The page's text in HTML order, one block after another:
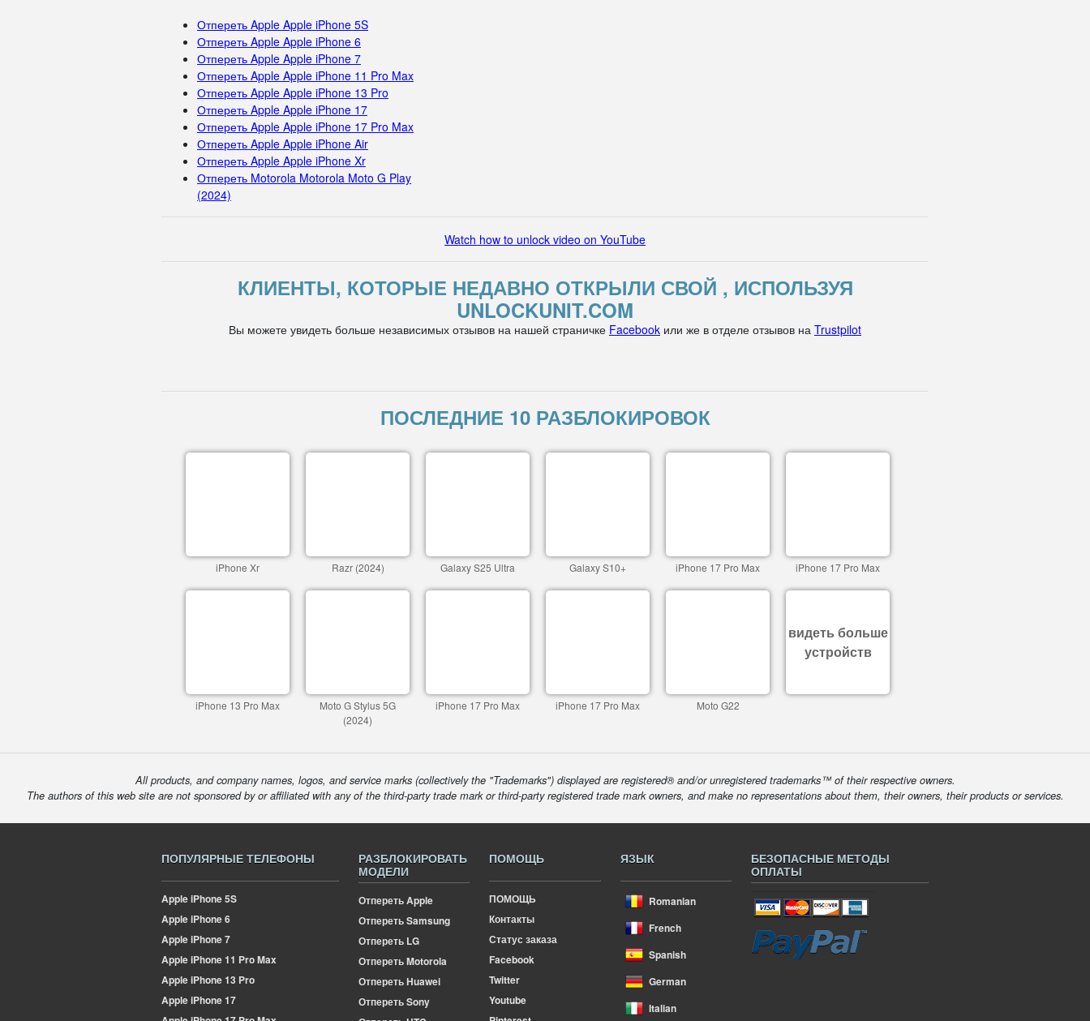
Отпереть Apple Apple iPhone 5S
Отпереть Apple Apple iPhone 6
Отпереть Apple Apple iPhone 7
Отпереть Apple Apple iPhone 11 Pro Max
Отпереть Apple Apple iPhone 13 Pro
Отпереть Apple Apple iPhone 17
Отпереть Apple Apple iPhone 17 Pro Max
Отпереть Apple Apple iPhone Air
Отпереть Apple Apple iPhone Xr
Отпереть Motorola Motorola Moto G Play
(2024)
Watch how to unlock video on YouTube
КЛИЕНТЫ, КОТОРЫЕ НЕДАВНО ОТКРЫЛИ СВОЙ , ИСПОЛЬЗУЯ
UNLOCKUNIT.COM
Вы можете увидеть больше независимых отзывов на нашей страничке Facebook или же в отделе отзывов на Trustpilot
ПОСЛЕДНИЕ 10 РАЗБЛОКИРОВОК
iPhone Xr Razr (2024) Galaxy S25 Ultra Galaxy S10+ iPhone 17 Pro Max iPhone 17 Pro Max
iPhone 13 Pro Max
Moto G Stylus 5G
(2024)
iPhone 17 Pro Max iPhone 17 Pro Max Moto G22
видеть больше
устройств
All products, and company names, logos, and service marks (collectively the "Trademarks") displayed are registered® and/or unregistered trademarks™ of their respective owners.
The authors of this web site are not sponsored by or affiliated with any of the third-party trade mark or third-party registered trade mark owners, and make no representations about them, their owners, their products or services.
ПОПУЛЯРНЫЕ ТЕЛЕФОНЫ
AppleiPhone 5S
AppleiPhone 6
AppleiPhone 7
AppleiPhone 11 Pro Max
AppleiPhone 13 Pro
AppleiPhone 17
РАЗБЛОКИРОВАТЬ
МОДЕЛИ
Отпереть Apple
Отпереть Samsung
Отпереть LG
Отпереть Motorola
Отпереть Huawei
Отпереть Sony
ПОМОЩЬ
ПОМОЩЬ
Контакты
Статус заказа
Facebook
Twitter
Youtube
ЯЗЫК
Romanian
French
Spanish
German
Italian
БЕЗОПАСНЫЕ МЕТОДЫ
ОПЛАТЫ